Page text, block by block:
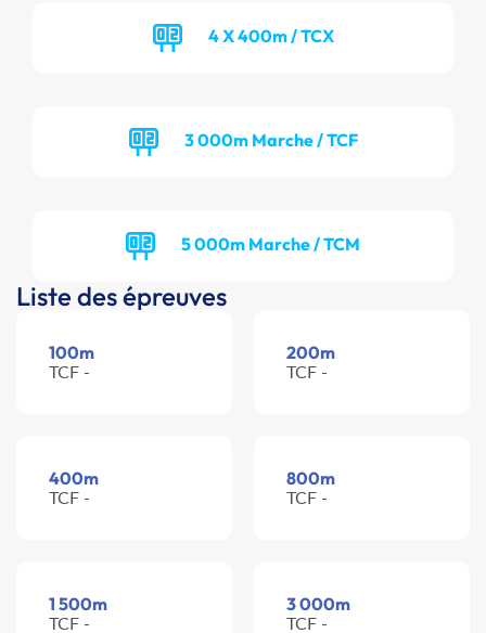
4 X 400m / TCX
3 000m Marche / TCF
5 000m Marche / TCM
Liste des épreuves
100m
TCF -
200m
TCF -
400m
TCF -
800m
TCF -
1 500m
TCF -
3 000m
TCF -